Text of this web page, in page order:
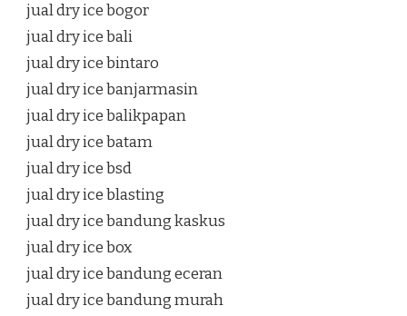
jual dry ice bogor
jual dry ice bali
jual dry ice bintaro
jual dry ice banjarmasin
jual dry ice balikpapan
jual dry ice batam
jual dry ice bsd
jual dry ice blasting
jual dry ice bandung kaskus
jual dry ice box
jual dry ice bandung eceran
jual dry ice bandung murah